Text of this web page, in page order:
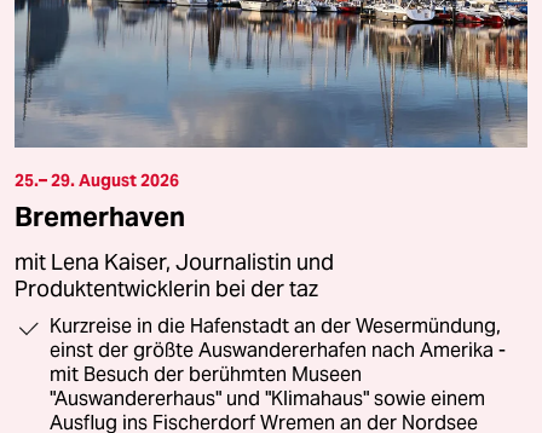
25.– 29. August 2026
Bremerhaven
mit Lena Kaiser, Journalistin und
Produktentwicklerin bei der taz
Kurzreise in die Hafenstadt an der Wesermündung,
einst der größte Auswandererhafen nach Amerika -
mit Besuch der berühmten Museen
"Auswandererhaus" und "Klimahaus" sowie einem
Ausflug ins Fischerdorf Wremen an der Nordsee